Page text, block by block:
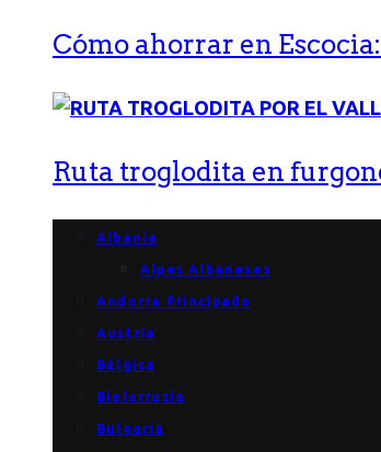
Cómo ahorrar en
Ruta troglodita en
Albania
Alpes Albaneses
Andorra Principado
Austria
Bélgica
Bielorrusia
Bulgaria